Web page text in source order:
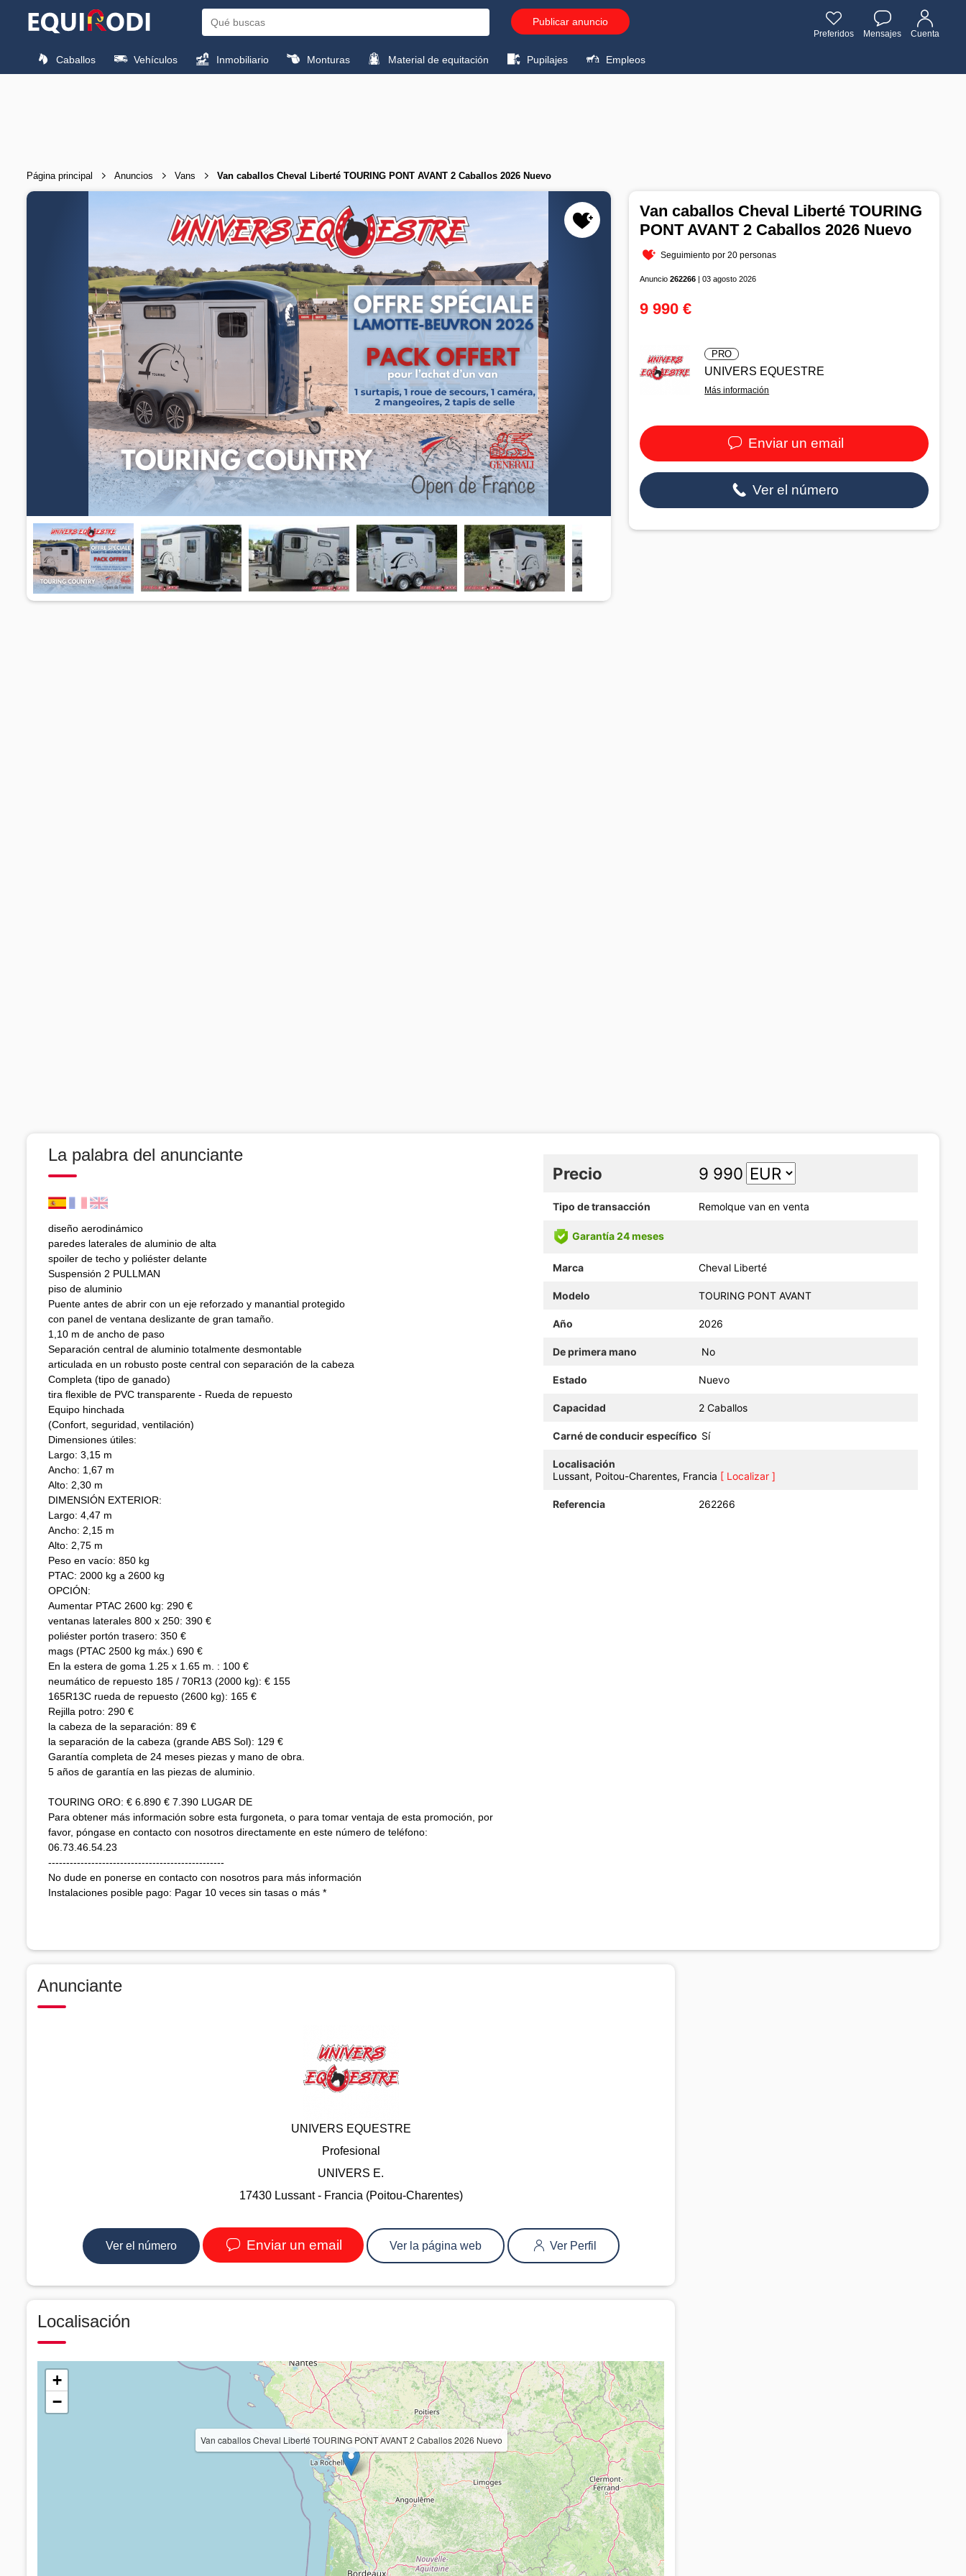
Publicar anuncio
Preferidos Mensajes Cuenta
Caballos Vehículos Inmobiliario Monturas Material de equitación Pupilajes Empleos
Página principal Anuncios Vans Van caballos Cheval Liberté TOURING PONT AVANT 2 Caballos 2026 Nuevo
Van caballos Cheval Liberté TOURING
PONT AVANT 2 Caballos 2026 Nuevo
Seguimiento por 20 personas
Anuncio262266 | 03 agosto 2026
9 990 €
PRO
UNIVERS EQUESTRE
Más información
Enviar un email
Ver el número
La palabra del anunciante
diseño aerodinámico
paredes laterales de aluminio de alta
spoiler de techo y poliéster delante
Suspensión 2 PULLMAN
piso de aluminio
Puente antes de abrir con un eje reforzado y manantial protegido
con panel de ventana deslizante de gran tamaño.
1,10 m de ancho de paso
Separación central de aluminio totalmente desmontable
articulada en un robusto poste central con separación de la cabeza
Completa (tipo de ganado)
tira flexible de PVC transparente - Rueda de repuesto
Equipo hinchada
(Confort, seguridad, ventilación)
Dimensiones útiles:
Largo: 3,15 m
Ancho: 1,67 m
Alto: 2,30 m
DIMENSIÓN EXTERIOR:
Largo: 4,47 m
Ancho: 2,15 m
Alto: 2,75 m
Peso en vacío: 850 kg
PTAC: 2000 kg a 2600 kg
OPCIÓN:
Aumentar PTAC 2600 kg: 290 €
ventanas laterales 800 x 250: 390 €
poliéster portón trasero: 350 €
mags (PTAC 2500 kg máx.) 690 €
En la estera de goma 1.25 x 1.65 m. : 100 €
neumático de repuesto 185 / 70R13 (2000 kg): € 155
165R13C rueda de repuesto (2600 kg): 165 €
Rejilla potro: 290 €
la cabeza de la separación: 89 €
la separación de la cabeza (grande ABS Sol): 129 €
Garantía completa de 24 meses piezas y mano de obra.
5 años de garantía en las piezas de aluminio.
TOURING ORO: € 6.890 € 7.390 LUGAR DE
Para obtener más información sobre esta furgoneta, o para tomar ventaja de esta promoción, por
favor, póngase en contacto con nosotros directamente en este número de teléfono:
06.73.46.54.23
-------------------------------------------------
No dude en ponerse en contacto con nosotros para más información
Instalaciones posible pago: Pagar 10 veces sin tasas o más *
Precio 9 990
Tipo de transacción Remolque van en venta
Garantía 24 meses
Marca Cheval Liberté
Modelo TOURING PONT AVANT
Año 2026
De primera mano No
Estado Nuevo
Capacidad 2 Caballos
Carné de conducir específico Sí
Localisación
Lussant, Poitou-Charentes, Francia [ Localizar ]
Referencia 262266
Anunciante
UNIVERS EQUESTRE
Profesional
UNIVERS E.
17430 Lussant - Francia (Poitou-Charentes)
Ver el número Enviar un email Ver la página web Ver Perfil
Localisación
Van caballos Cheval Liberté TOURING PONT AVANT 2 Caballos 2026 Nuevo
+
−